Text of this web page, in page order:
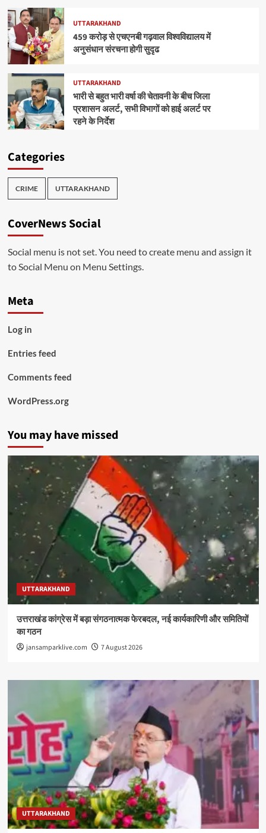
UTTARAKHAND
459 करोड़ से एचएनबी गढ़वाल विश्वविद्यालय में
अनुसंधान संरचना होगी सुदृढ
UTTARAKHAND
भारी से बहुत भारी वर्षा की चेतावनी के बीच जिला
प्रशासन अलर्ट, सभी विभागों को हाई अलर्ट पर
रहने के निर्देश
Categories
CRIME UTTARAKHAND
CoverNews Social
Social menu is not set. You need to create menu and assign it
to Social Menu on Menu Settings.
Meta
Log in
Entries feed
Comments feed
WordPress.org
You may have missed
UTTARAKHAND
उत्तराखंड कांग्रेस में बड़ा संगठनात्मक फेरबदल, नई कार्यकारिणी और समितियों
का गठन
jansamparklive.com 7 August 2026
UTTARAKHAND